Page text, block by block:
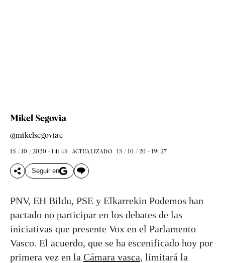
Mikel Segovia
@mikelsegoviac
15 / 10 / 2020 - 14: 45 ACTUALIZADO 15 / 10 / 20 - 19: 27
Seguir en
PNV, EH Bildu, PSE y Elkarrekin Podemos han
pactado no participar en los debates de las
iniciativas que presente Vox en el Parlamento
Vasco. El acuerdo, que se ha escenificado hoy por
primera vez en la Cámara vasca, limitará la